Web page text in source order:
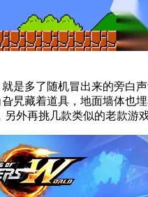
多了随机冒出来的旁白
旯藏着道具，地面墙体也